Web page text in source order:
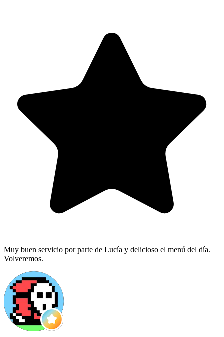
Muy buen servicio por parte de Lucía y delicioso el menú del día.
Volveremos.